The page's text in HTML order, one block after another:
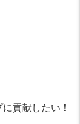
貢献したい！